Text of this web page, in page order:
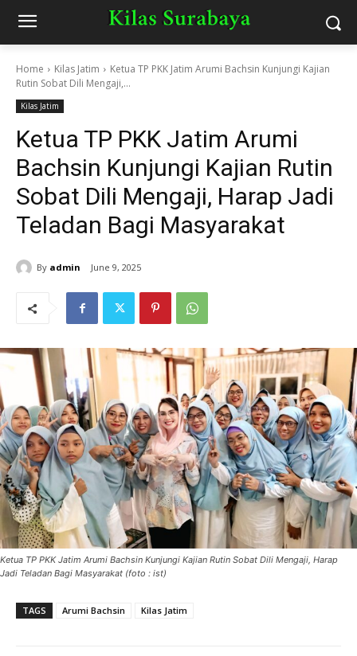
Home Kilas Jatim
Ketua TP PKK Jatim Arumi Bachsin Kunjungi Kajian
Rutin Sobat Dili Mengaji,...
Kilas Jatim
Ketua TP PKK Jatim Arumi
Bachsin Kunjungi Kajian Rutin
Sobat Dili Mengaji, Harap Jadi
Teladan Bagi Masyarakat
By admin June 9, 2025
Ketua TP PKK Jatim Arumi Bachsin Kunjungi Kajian Rutin Sobat Dili Mengaji, Harap
Jadi Teladan Bagi Masyarakat (foto : ist)
TAGS Arumi Bachsin Kilas Jatim